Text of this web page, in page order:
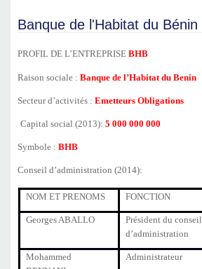
Banque de l'Habitat du Bénin
PROFIL DE L’ENTREPRISE BHB
Raison sociale : Banque de l’Habitat du Benin
Secteur d’activités : Emetteurs Obligations
Capital social (2013): 5 000 000 000
Symbole : BHB
Conseil d’administration (2014):
NOM ET PRENOMS FONCTION
Georges ABALLO
Président du conseil
d’administration
Mohammed
Administrateur